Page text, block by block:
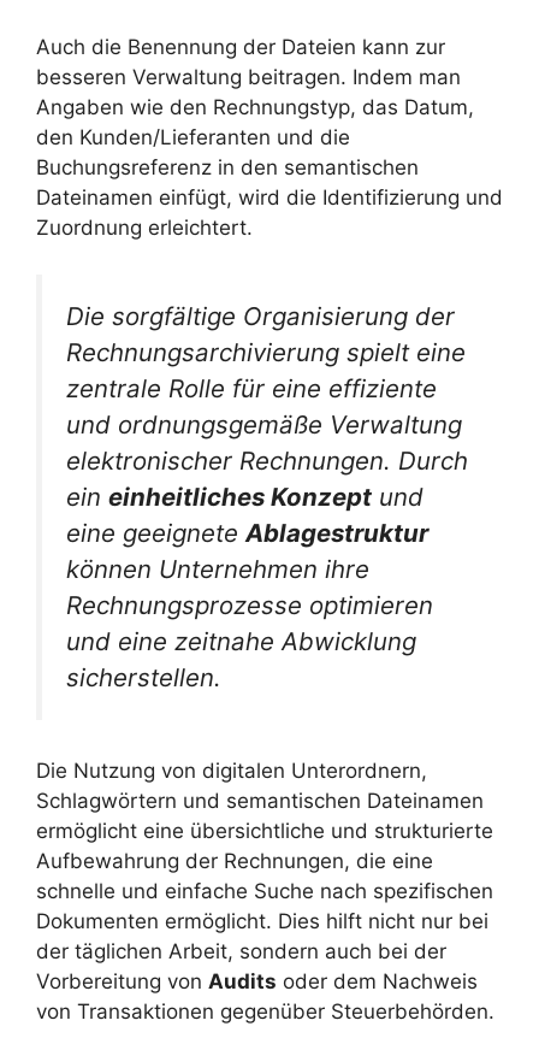
Auch die Benennung der Dateien kann zur
besseren Verwaltung beitragen. Indem man
Angaben wie den Rechnungstyp, das Datum,
den Kunden/Lieferanten und die
Buchungsreferenz in den semantischen
Dateinamen einfügt, wird die Identifizierung und
Zuordnung erleichtert.
Die sorgfältige Organisierung der
Rechnungsarchivierung spielt eine
zentrale Rolle für eine effiziente
und ordnungsgemäße Verwaltung
elektronischer Rechnungen. Durch
ein einheitliches Konzept und
eine geeignete Ablagestruktur
können Unternehmen ihre
Rechnungsprozesse optimieren
und eine zeitnahe Abwicklung
sicherstellen.
Die Nutzung von digitalen Unterordnern,
Schlagwörtern und semantischen Dateinamen
ermöglicht eine übersichtliche und strukturierte
Aufbewahrung der Rechnungen, die eine
schnelle und einfache Suche nach spezifischen
Dokumenten ermöglicht. Dies hilft nicht nur bei
der täglichen Arbeit, sondern auch bei der
Vorbereitung von Audits oder dem Nachweis
von Transaktionen gegenüber Steuerbehörden.